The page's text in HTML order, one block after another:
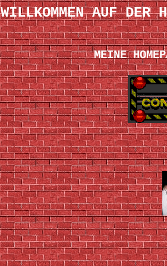
WILLKOMMEN AUF
MEINE